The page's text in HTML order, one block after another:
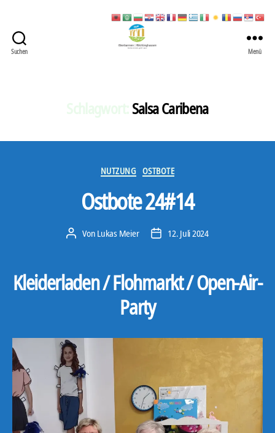
Suchen
Stadt
Menü
Salsa Caribena
Kategorien
NUTZUNG OSTBOTE
Ostbote 24#14
Beitragsautor
Von Lukas Meier Veröffentlichungsdatum
12. Juli 2024
Kleiderladen / Flohmarkt / Open-Air-
Party